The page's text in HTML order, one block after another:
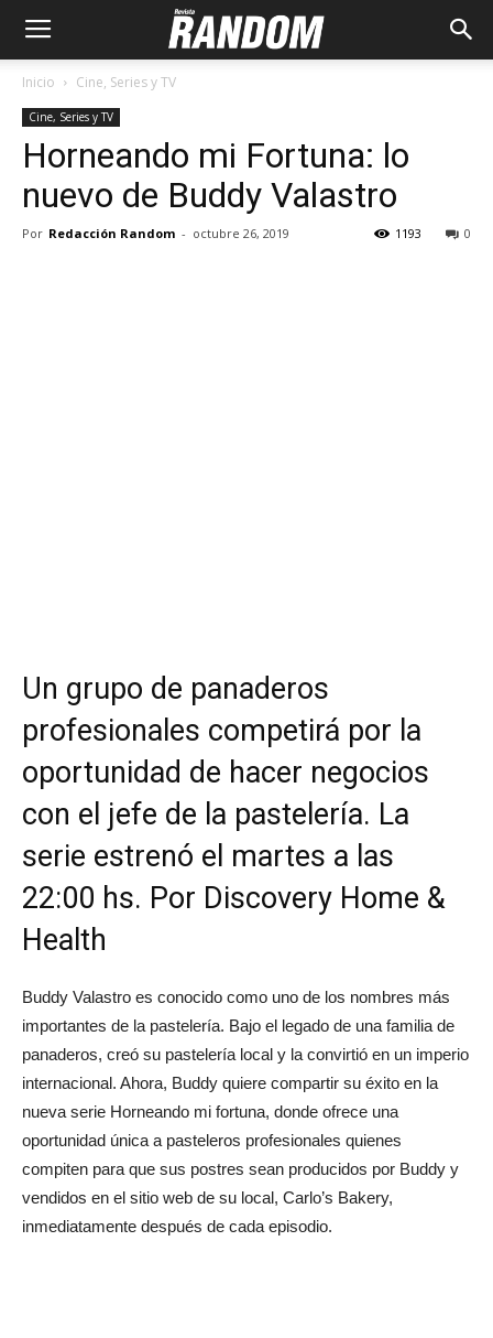
Inicio Cine, Series y TV
Cine, Series y TV
Horneando mi Fortuna: lo
nuevo de Buddy Valastro
Por Redacción Random - octubre 26, 2019 0
1193
Un grupo de panaderos
profesionales competirá por la
oportunidad de hacer negocios
con el jefe de la pastelería. La
serie estrenó el martes a las
22:00 hs. Por Discovery Home &
Health
Buddy Valastro es conocido como uno de los nombres más
importantes de la pastelería. Bajo el legado de una familia de
panaderos, creó su pastelería local y la convirtió en un imperio
internacional. Ahora, Buddy quiere compartir su éxito en la
nueva serie Horneando mi fortuna, donde ofrece una
oportunidad única a pasteleros profesionales quienes
compiten para que sus postres sean producidos por Buddy y
vendidos en el sitio web de su local, Carlo’s Bakery,
inmediatamente después de cada episodio.